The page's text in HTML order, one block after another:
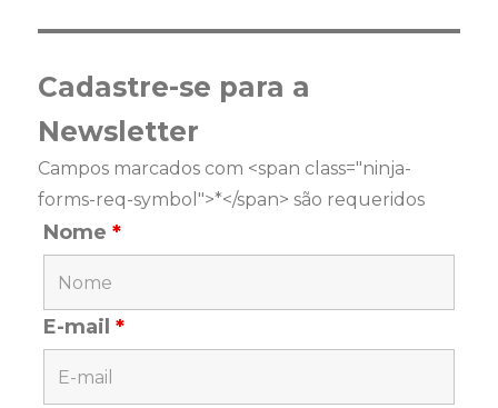
Cadastre-se para a
Newsletter
Campos marcados com <span class="ninja-
forms-req-symbol">*</span> são requeridos
Nome*
E-mail*